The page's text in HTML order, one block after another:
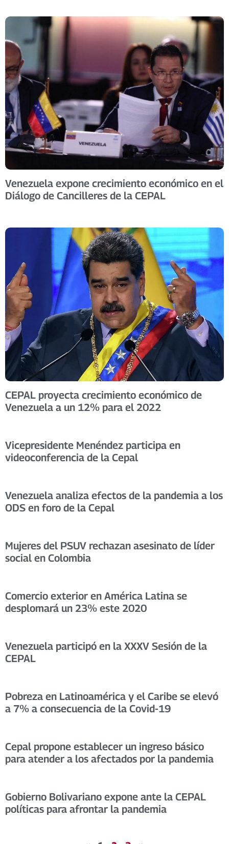
Venezuela expone crecimiento económico en el
Diálogo de Cancilleres de la CEPAL
CEPAL proyecta crecimiento económico de
Venezuela a un 12% para el 2022
Vicepresidente Menéndez participa en
videoconferencia de la Cepal
Venezuela analiza efectos de la pandemia a los
ODS en foro de la Cepal
Mujeres del PSUV rechazan asesinato de líder
social en Colombia
Comercio exterior en América Latina se
desplomará un 23% este 2020
Venezuela participó en la XXXV Sesión de la
CEPAL
Pobreza en Latinoamérica y el Caribe se elevó
a 7% a consecuencia de la Covid-19
Cepal propone establecer un ingreso básico
para atender a los afectados por la pandemia
Gobierno Bolivariano expone ante la CEPAL
políticas para afrontar la pandemia